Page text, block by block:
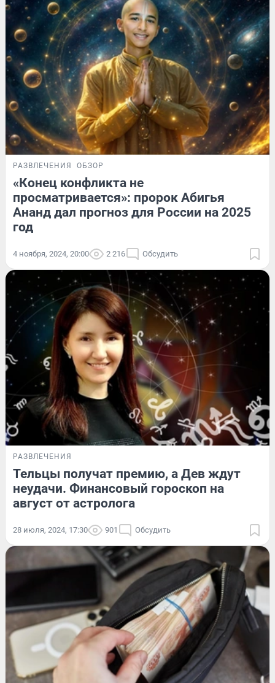
РАЗВЛЕЧЕНИЯ ОБЗОР
«Конец конфликта не
просматривается»: пророк Абигья
Ананд дал прогноз для России на 2025
год
4 ноября, 2024, 20:00 2 216 Обсудить
РАЗВЛЕЧЕНИЯ
Тельцы получат премию, а Дев ждут
неудачи. Финансовый гороскоп на
август от астролога
28 июля, 2024, 17:30 901 Обсудить